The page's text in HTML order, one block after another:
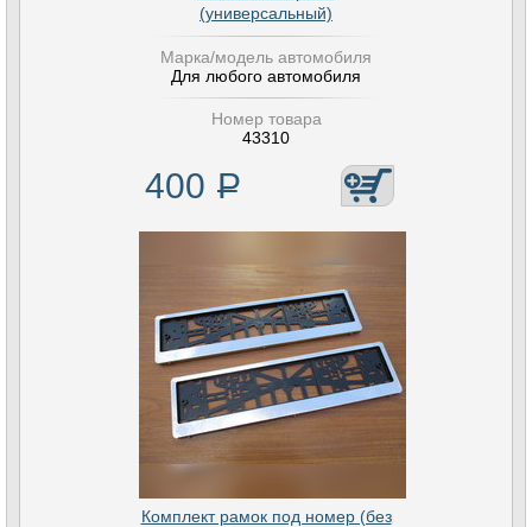
(универсальный)
Марка/модель автомобиля
Для любого автомобиля
Номер товара
43310
400 Р
Комплект рамок под номер (без